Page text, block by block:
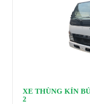
XE THÙNG KÍN
2